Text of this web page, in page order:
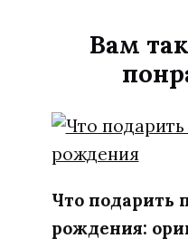
Вам
Что подарить
рождения: